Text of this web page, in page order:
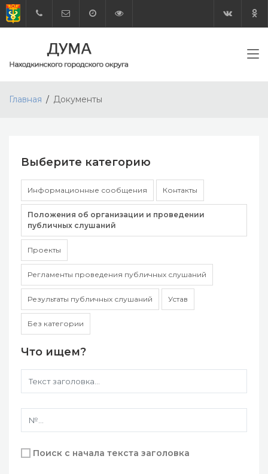
Главная Документы
Выберите категорию
Информационные сообщения Контакты
Положения об организации и проведении
публичных слушаний
Проекты
Регламенты проведения публичных слушаний
Результаты публичных слушаний Устав
Без категории
Что ищем?
Поиск с начала текста заголовка